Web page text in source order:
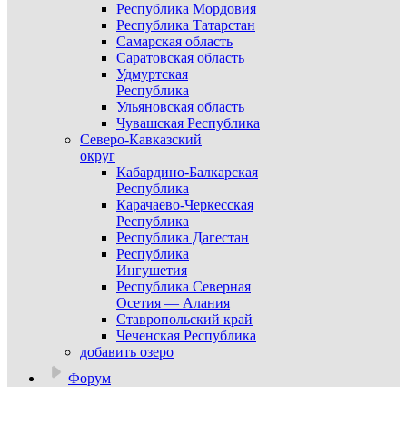
Республика Мордовия
Республика Татарстан
Самарская область
Саратовская область
Удмуртская
Республика
Ульяновская область
Чувашская Республика
Северо-Кавказский
округ
Кабардино-Балкарская
Республика
Карачаево-Черкесская
Республика
Республика Дагестан
Республика
Ингушетия
Республика Северная
Осетия — Алания
Ставропольский край
Чеченская Республика
добавить озеро
Форум